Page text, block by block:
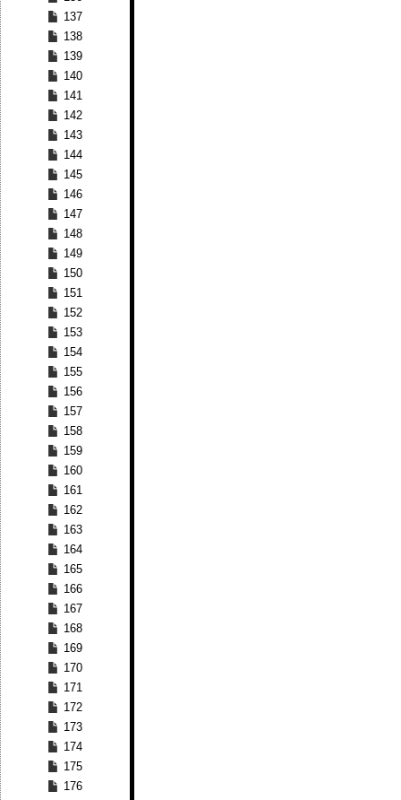
137
138
139
140
141
142
143
144
145
146
147
148
149
150
151
152
153
154
155
156
157
158
159
160
161
162
163
164
165
166
167
168
169
170
171
172
173
174
175
176